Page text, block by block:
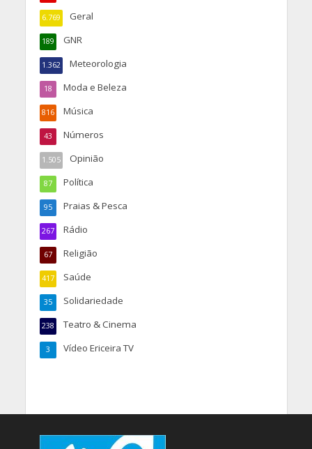
Geral
6.769
GNR
189
Meteorologia
1.362
Moda e Beleza
18
Música
816
Números
43
Opinião
1.505
Política
87
Praias & Pesca
95
Rádio
267
Religião
67
Saúde
417
Solidariedade
35
Teatro & Cinema
238
Vídeo Ericeira TV
3